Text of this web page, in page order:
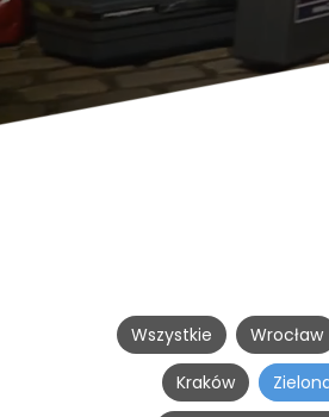
Wszystkie Wrocław
Kraków